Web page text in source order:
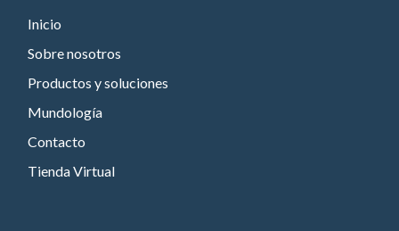
Inicio
Sobre nosotros
Productos y soluciones
Mundología
Contacto
Tienda Virtual